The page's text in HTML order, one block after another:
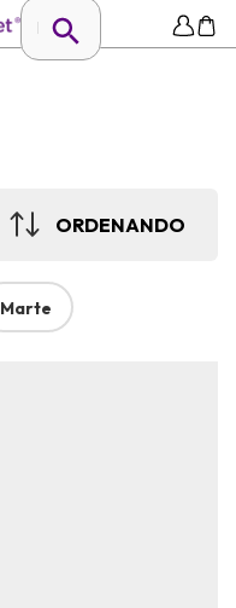
ORDENANDO
Marte